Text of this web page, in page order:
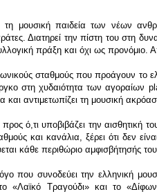
τη μουσική παιδεία των νέων
Διατηρεί την πίστη του στη
πράξη και όχι ως προνόμιο.
σταθμούς που προάγουν το
στη χυδαιότητα των αγοραίων
και αντιμετωπίζει τη μουσική
ό,τι υποβιβάζει την αισθητική
και κανάλια, ξέρει ότι δεν
κάθε περιθώριο αμφισβήτησής
που συνοδεύει την ελληνική
«Λαϊκό Τραγούδι» και το